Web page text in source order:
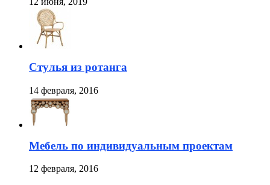
Стулья из ротанга
14 февраля, 2016
Мебель по индивидуальным проектам
12 февраля, 2016